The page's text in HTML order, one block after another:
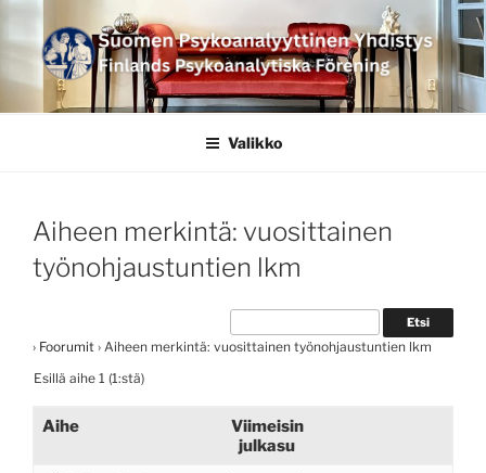
sisältöön
SUOMEN
PSYKOANALYYTTINEN
FÖRENING
Valikko
Aiheen merkintä: vuosittainen
työnohjaustuntien lkm
› Foorumit › Aiheen merkintä: vuosittainen työnohjaustuntien lkm
Esillä aihe 1 (1:stä)
Aihe
Viimeisin
julkasu